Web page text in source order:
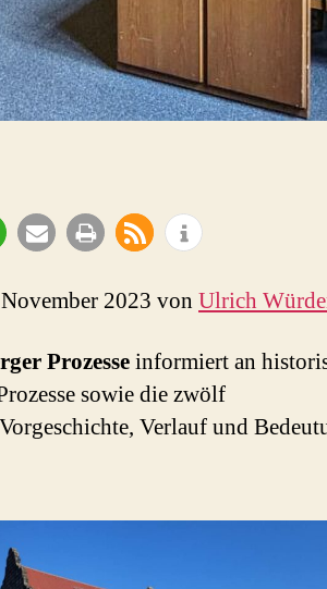
2023 von Ulrich
Prozesseinformiert an
sowie die zwölf
Verlauf und